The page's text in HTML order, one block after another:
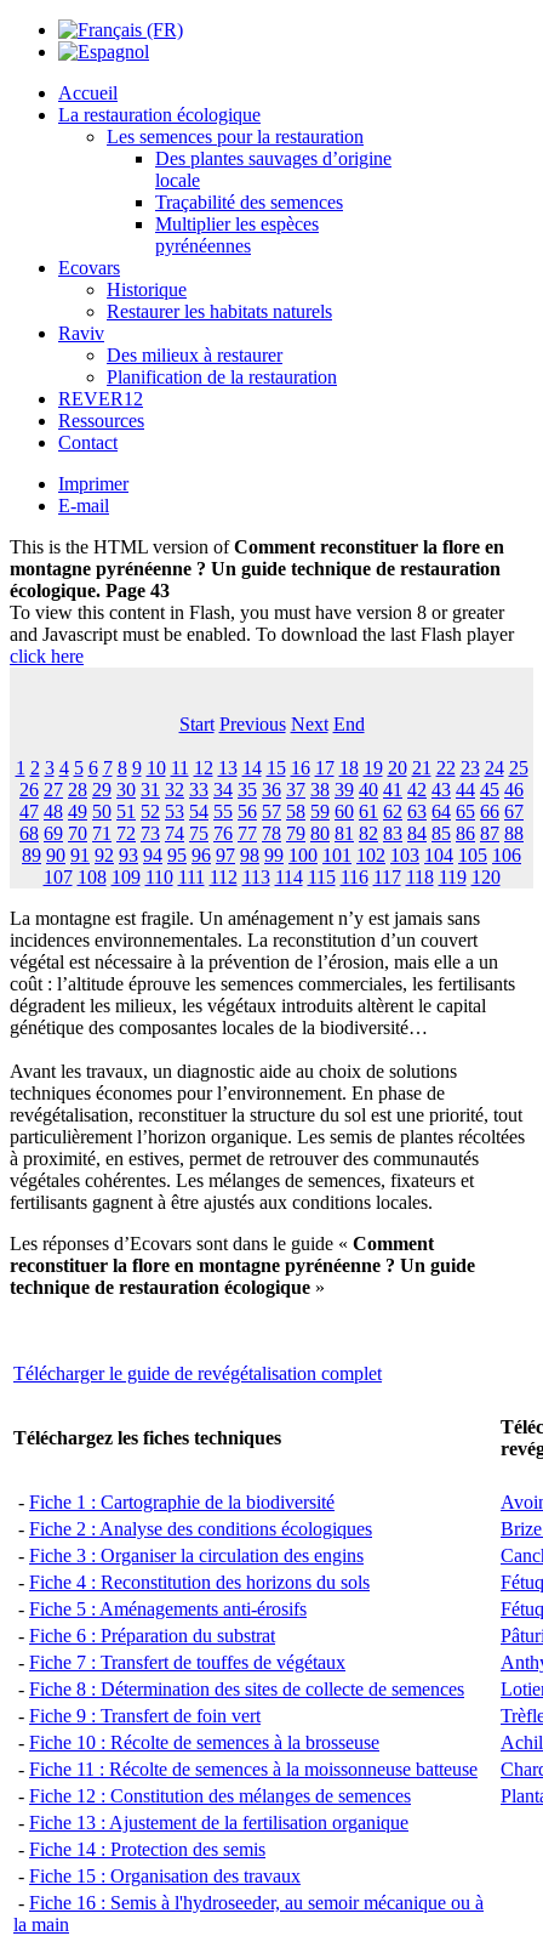
Accueil
La restauration écologique
Les semences pour la restauration
Des plantes sauvages d’origine
locale
Traçabilité des semences
Multiplier les espèces
pyrénéennes
Ecovars
Historique
Restaurer les habitats naturels
Raviv
Des milieux à restaurer
Planification de la restauration
REVER12
Ressources
Contact
Imprimer
E-mail
This is the HTML version ofComment reconstituer la flore en
montagne pyrénéenne ? Un guide technique de restauration
écologique. Page 43
To view this content in Flash, you must have version 8 or greater
and Javascript must be enabled. To download the last Flash player
click here
Start Previous Next End
1 2 3 4 5 6 7 8 9 10 11 12 13 14 15 16 17 18 19 20 21 22 23 24 25
26 27 28 29 30 31 32 33 34 35 36 37 38 39 40 41 42 43 44 45 46
47 48 49 50 51 52 53 54 55 56 57 58 59 60 61 62 63 64 65 66 67
68 69 70 71 72 73 74 75 76 77 78 79 80 81 82 83 84 85 86 87 88
89 90 91 92 93 94 95 96 97 98 99 100 101 102 103 104 105 106
107 108 109 110 111 112 113 114 115 116 117 118 119 120
La montagne est fragile. Un aménagement n’y est jamais sans
incidences environnementales. La reconstitution d’un couvert
végétal est nécessaire à la prévention de l’érosion, mais elle a un
coût : l’altitude éprouve les semences commerciales, les fertilisants
dégradent les milieux, les végétaux introduits altèrent le capital
génétique des composantes locales de la biodiversité…
Avant les travaux, un diagnostic aide au choix de solutions
techniques économes pour l’environnement. En phase de
revégétalisation, reconstituer la structure du sol est une priorité, tout
particulièrement l’horizon organique. Les semis de plantes récoltées
à proximité, en estives, permet de retrouver des communautés
végétales cohérentes. Les mélanges de semences, fixateurs et
fertilisants gagnent à être ajustés aux conditions locales.
Les réponses d’Ecovars sont dans le guide « Comment
reconstituer la flore en montagne pyrénéenne ? Un guide
technique de restauration écologique »
Télécharger le guide de revégétalisation complet
Téléchargez les fiches techniques
- Fiche 1 : Cartographie de la biodiversité
- Fiche 2 : Analyse des conditions écologiques
- Fiche 3 : Organiser la circulation des engins
- Fiche 4 : Reconstitution des horizons du sols
- Fiche 5 : Aménagements anti-érosifs
- Fiche 6 : Préparation du substrat
- Fiche 7 : Transfert de touffes de végétaux
- Fiche 8 : Détermination des sites de collecte de semences
- Fiche 9 : Transfert de foin vert
- Fiche 10 : Récolte de semences à la brosseuse
- Fiche 11 : Récolte de semences à la moissonneuse batteuse
- Fiche 12 : Constitution des mélanges de semences
- Fiche 13 : Ajustement de la fertilisation organique
- Fiche 14 : Protection des semis
- Fiche 15 : Organisation des travaux
- Fiche 16 : Semis à l'hydroseeder, au semoir mécanique ou à
la main